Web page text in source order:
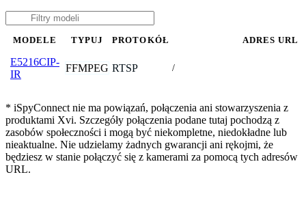
MODELE TYPUJ PROTOKÓŁ ADRES URL
E5216CIP-
IR
FFMPEG RTSP /
* iSpyConnect nie ma powiązań, połączenia ani stowarzyszenia z
produktami Xvi. Szczegóły połączenia podane tutaj pochodzą z
zasobów społeczności i mogą być niekompletne, niedokładne lub
nieaktualne. Nie udzielamy żadnych gwarancji ani rękojmi, że
będziesz w stanie połączyć się z kamerami za pomocą tych adresów
URL.